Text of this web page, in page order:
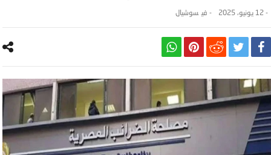
- 12 يونيو، 2025 - ‎في سوشيال